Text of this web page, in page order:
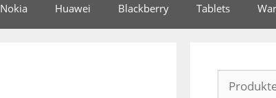
Nokia Huawei Blackberry Tablets
nach: